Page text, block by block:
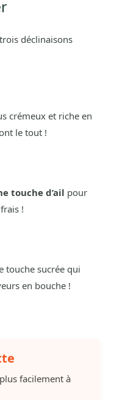
déclinaisons
crémeux et riche en
le tout !
touche d’ail pour
!
touche sucrée qui
en bouche !
facilement à